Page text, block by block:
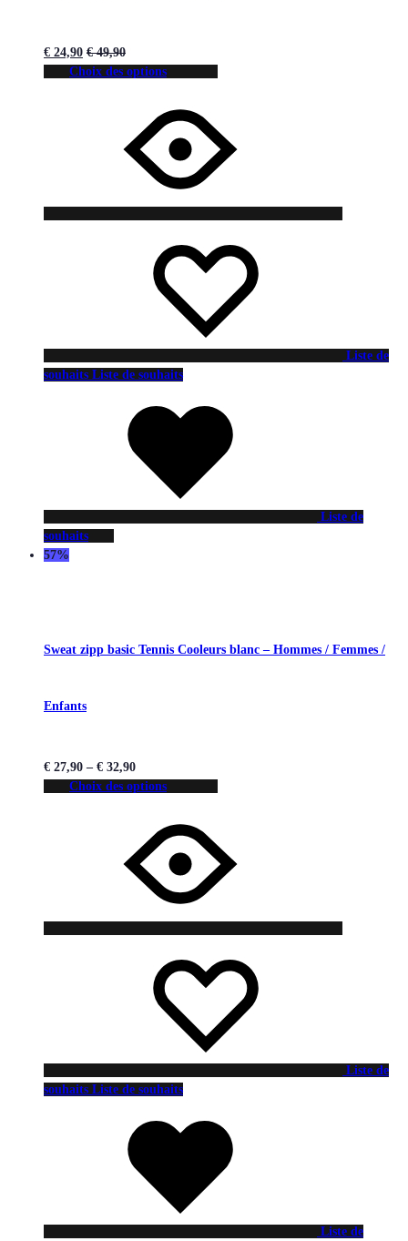
€ 24,90 €49,90
Choix des options
Liste de
souhaits Liste de souhaits
Liste de
souhaits
57%
Sweat zipp basic Tennis Cooleurs blanc – Hommes / Femmes /
Enfants
€ 27,90 – € 32,90
Choix des options
Liste de
souhaits Liste de souhaits
Liste de